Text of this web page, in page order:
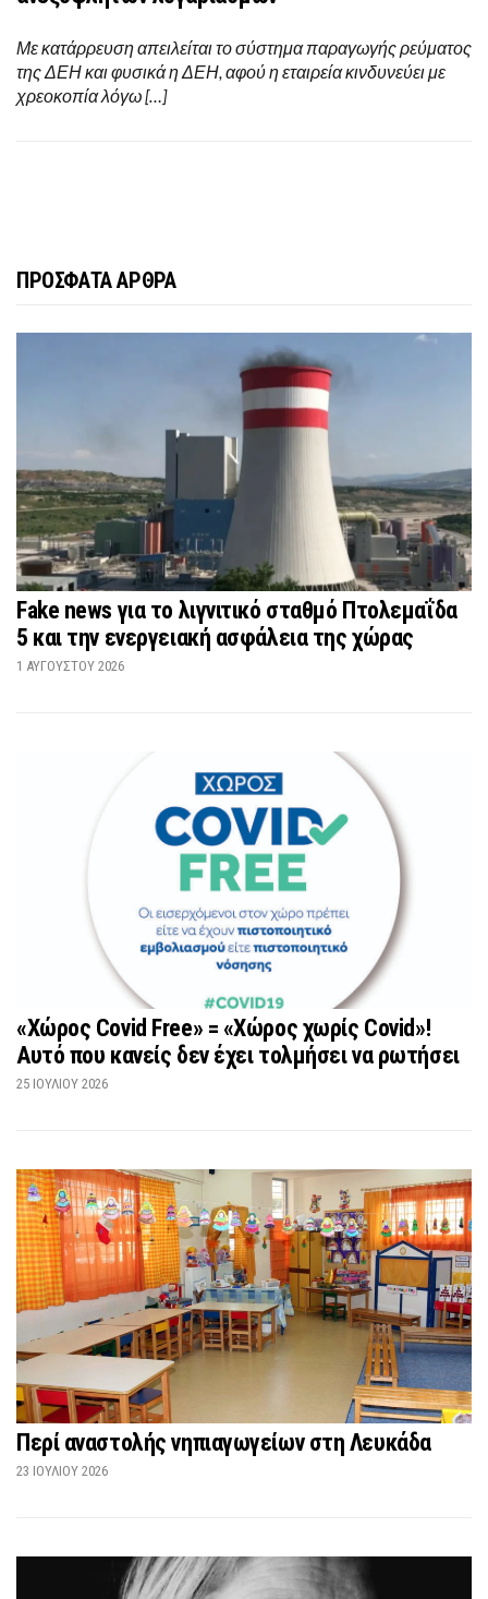
Με κατάρρευση απειλείται το σύστημα παραγωγής ρεύματος
της ΔΕΗ και φυσικά η ΔΕΗ, αφού η εταιρεία κινδυνεύει με
χρεοκοπία λόγω […]
ΠΡΟΣΦΑΤΑ ΑΡΘΡΑ
Fake news για το λιγνιτικό σταθμό Πτολεμαΐδα
5 και την ενεργειακή ασφάλεια της χώρας
1 ΑΥΓΟΎΣΤΟΥ 2026
«Χώρος Covid Free» = «Χώρος χωρίς Covid»!
Αυτό που κανείς δεν έχει τολμήσει να ρωτήσει
25 ΙΟΥΛΊΟΥ 2026
Περί αναστολής νηπιαγωγείων στη Λευκάδα
23 ΙΟΥΛΊΟΥ 2026